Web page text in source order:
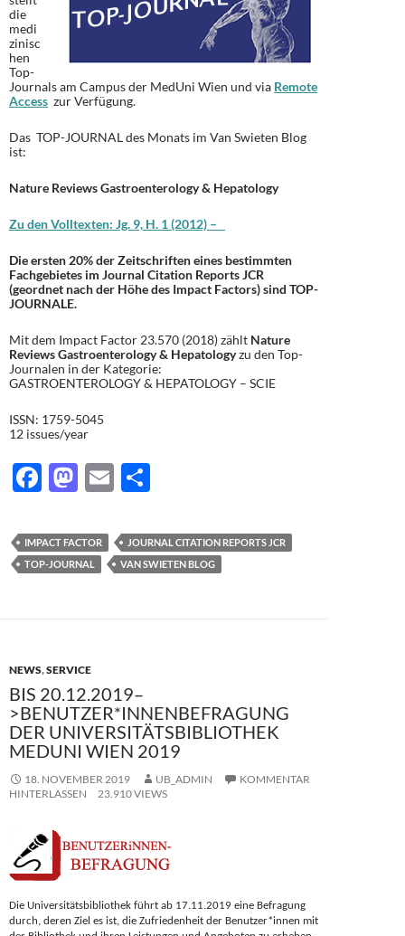
die
medi
zinisc
hen
Top-
Journals am Campus der MedUni Wien und via Remote
Access zur Verfügung.
Das TOP-JOURNAL des Monats im Van Swieten Blog
ist:
Nature Reviews Gastroenterology & Hepatology
Zu den Volltexten: Jg. 9, H. 1 (2012) –
Die ersten 20% der Zeitschriften eines bestimmten
Fachgebietes im Journal Citation Reports JCR
(geordnet nach der Höhe des Impact Factors) sind TOP-
JOURNALE.
Mit dem Impact Factor 23.570 (2018) zählt Nature
Reviews Gastroenterology & Hepatologyzu den Top-
Journalen in der Kategorie:
GASTROENTEROLOGY & HEPATOLOGY – SCIE
ISSN: 1759-5045
12 issues/year
F
e
b
o
M
to
d
n
E
ail le
n
IMPACT FACTOR
JOURNAL CITATION REPORTS JCR
TOP-JOURNAL
VAN SWIETEN BLOG
NEWS,SERVICE
BIS 20.12.2019–
>BENUTZER*INNENBEFRAGUNG
DER UNIVERSITÄTSBIBLIOTHEK
MEDUNI WIEN 2019
18. NOVEMBER 2019 UB_ADMIN
KOMMENTAR
HINTERLASSEN
23.910 VIEWS
Die Universitätsbibliothek führt ab 17.11.2019 eine Befragung
durch, deren Ziel es ist, die Zufriedenheit der Benutzer*innen mit